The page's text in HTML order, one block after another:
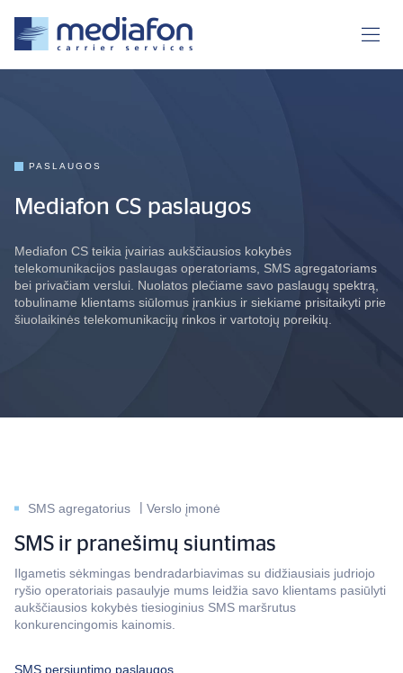
PASLAUGOS
Mediafon CS paslaugos
Mediafon CS teikia įvairias aukščiausios kokybės
telekomunikacijos paslaugas operatoriams, SMS agregatoriams
bei privačiam verslui. Nuolatos plečiame savo paslaugų spektrą,
tobuliname klientams siūlomus įrankius ir siekiame prisitaikyti prie
šiuolaikinės telekomunikacijų rinkos ir vartotojų poreikių.
SMS agregatorius Verslo įmonė
SMS ir pranešimų siuntimas
Ilgametis sėkmingas bendradarbiavimas su didžiausiais judriojo
ryšio operatoriais pasaulyje mums leidžia savo klientams pasiūlyti
aukščiausios kokybės tiesioginius SMS maršrutus
konkurencingomis kainomis.
SMS persiuntimo paslaugos